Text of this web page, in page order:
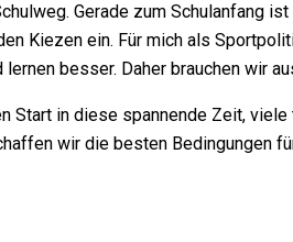
Gerade zum Schulanfang
Kiezen ein. Für mich als
besser. Daher brauchen wir
Start in diese spannende Zeit,
wir die besten Bedingungen